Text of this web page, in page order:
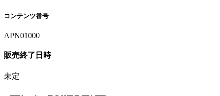
コンテンツ番号
APN01000
販売終了日時
未定